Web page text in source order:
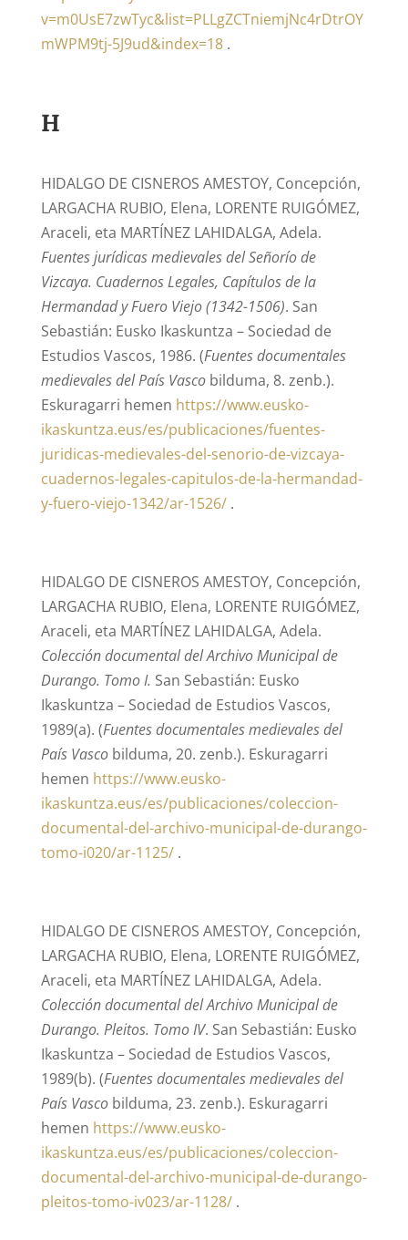
v=m0UsE7zwTyc&list=PLLgZCTniemjNc4rDtrOY
mWPM9tj-5J9ud&index=18.
H
HIDALGO DE CISNEROS AMESTOY, Concepción,
LARGACHA RUBIO, Elena, LORENTE RUIGÓMEZ,
Araceli, eta MARTÍNEZ LAHIDALGA, Adela.
Fuentes jurídicas medievales del Señorío de
Vizcaya. Cuadernos Legales, Capítulos de la
Hermandad y Fuero Viejo (1342-1506). San
Sebastián: Eusko Ikaskuntza – Sociedad de
Estudios Vascos, 1986. (Fuentes documentales
medievales del País Vasco bilduma, 8. zenb.).
Eskuragarri hemen https://www.eusko-
ikaskuntza.eus/es/publicaciones/fuentes-
juridicas-medievales-del-senorio-de-vizcaya-
cuadernos-legales-capitulos-de-la-hermandad-
y-fuero-viejo-1342/ar-1526/.
HIDALGO DE CISNEROS AMESTOY, Concepción,
LARGACHA RUBIO, Elena, LORENTE RUIGÓMEZ,
Araceli, eta MARTÍNEZ LAHIDALGA, Adela.
Colección documental del Archivo Municipal de
Durango. Tomo I. San Sebastián: Eusko
Ikaskuntza – Sociedad de Estudios Vascos,
1989(a). (Fuentes documentales medievales del
País Vasco bilduma, 20. zenb.). Eskuragarri
hemen https://www.eusko-
ikaskuntza.eus/es/publicaciones/coleccion-
documental-del-archivo-municipal-de-durango-
tomo-i020/ar-1125/.
HIDALGO DE CISNEROS AMESTOY, Concepción,
LARGACHA RUBIO, Elena, LORENTE RUIGÓMEZ,
Araceli, eta MARTÍNEZ LAHIDALGA, Adela.
Colección documental del Archivo Municipal de
Durango. Pleitos. Tomo IV. San Sebastián: Eusko
Ikaskuntza – Sociedad de Estudios Vascos,
1989(b). (Fuentes documentales medievales del
País Vasco bilduma, 23. zenb.). Eskuragarri
hemen https://www.eusko-
ikaskuntza.eus/es/publicaciones/coleccion-
documental-del-archivo-municipal-de-durango-
pleitos-tomo-iv023/ar-1128/.